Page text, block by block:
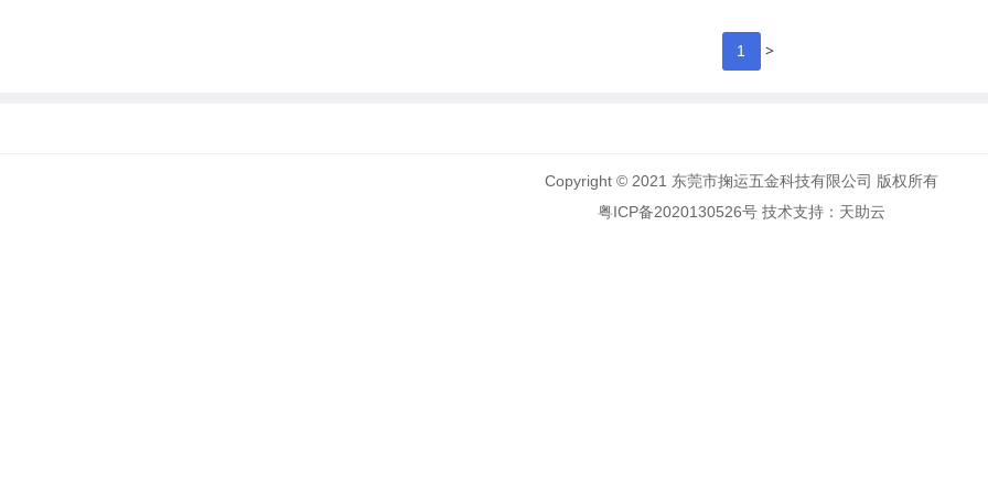
1 >
Copyright © 2021 东莞市掬运五金科技有限公司 版权所有
粤ICP备2020130526号技术支持： 天助云